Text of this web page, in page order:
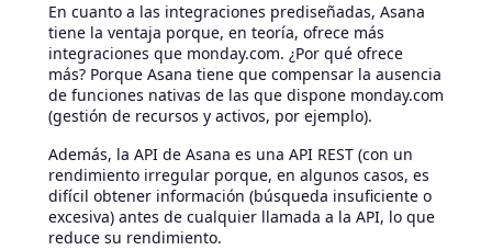
En cuanto a las integraciones prediseñadas, Asana
tiene la ventaja porque, en teoría, ofrece más
integraciones que monday.com. ¿Por qué ofrece
más? Porque Asana tiene que compensar la ausencia
de funciones nativas de las que dispone monday.com
(gestión de recursos y activos, por ejemplo).
Además, la API de Asana es una API REST (con un
rendimiento irregular porque, en algunos casos, es
difícil obtener información (búsqueda insuficiente o
excesiva) antes de cualquier llamada a la API, lo que
reduce su rendimiento.